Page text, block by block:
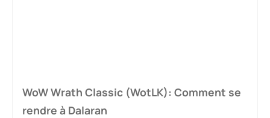
WoW Wrath Classic (WotLK): Comment se
rendre à Dalaran